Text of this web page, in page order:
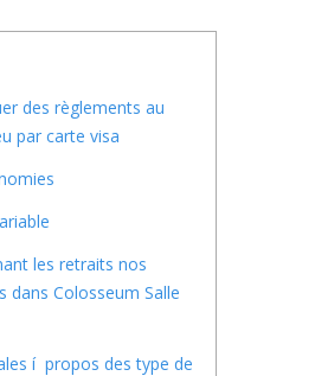
des règlements au
par carte visa
les retraits nos
dans Colosseum Salle
í propos des type de